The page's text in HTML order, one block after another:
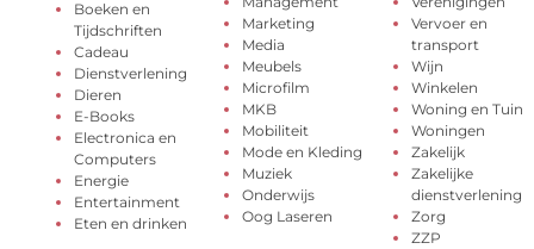
Boeken en
Tijdschriften
Cadeau
Dienstverlening
Dieren
E-Books
Electronica en
Computers
Energie
Entertainment
Eten en drinken
Marketing
Media
Meubels
Microfilm
MKB
Mobiliteit
Mode en Kleding
Muziek
Onderwijs
Oog Laseren
Vervoer en
transport
Wijn
Winkelen
Woning en Tuin
Woningen
Zakelijk
Zakelijke
dienstverlening
Zorg
ZZP